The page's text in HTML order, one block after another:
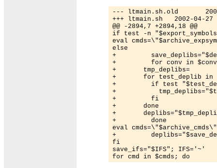
--- ltmain.sh.old       2002-
+++ ltmain.sh   2002-04-27
@@ -2894,7 +2894,18 @@
if test -n
eval
else
+
+         for conv in
+       tmp_deplibs=
+       for test_deplib in
+         if test
+
+         fi
+       done
+
+         done
eval cmds=\"$archive_cmds\"
+
fi
save_ifs="$IFS"; IFS='~'